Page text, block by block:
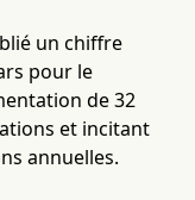
un chiffre
pour le
de 32
et incitant
annuelles.